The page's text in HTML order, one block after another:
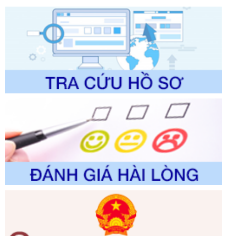
Tên: Quyết định công bố Danh mục thủ tục hành chính
được sửa đổi, bổ sung và phê duyệt Quy trình nội bộ, quy
trình điện tử giải quyết thủ tục hành chính trong lĩnh vực Du
lịch thuộc phạm vi chức năng quản lý của Sở Văn hóa, Thể
thao và Du lịch
Ngày ban hành: 01/06/2026
Số kí hiệu:2310/QĐ-UBND
Tên: Về việc công bố Danh mục thủ tục hành chính sửa
đổi, bổ sung và phê duyệt Quy trình nội bộ, quy trình điện tử
trong giải quyết thủtục hành chính lĩnh vực biến đổi khí hậu
thuộc phạm vi giải quyết của Sở Nông nghiệp và Môi
trường
Ngày ban hành: 01/06/2026
Số kí hiệu:2300/QĐ-UBND
Tên: V/v công bố danh mục thủ tục hành chính được sửa
đổi, bổ sung và phê duyệt quy trình nội bộ, quy trình điện tử
giải quyết thủ tục hành chính trong lĩnh vực Luật sư thuộc
phạm vi chức năng quản lý của Sở Tư pháp
Ngày ban hành: 01/06/2026